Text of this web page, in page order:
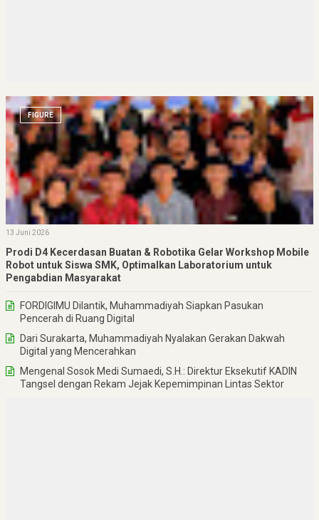
FIGURE
13 Juni 2026
Prodi D4 Kecerdasan Buatan & Robotika Gelar Workshop Mobile
Robot untuk Siswa SMK, Optimalkan Laboratorium untuk
Pengabdian Masyarakat
FORDIGIMU Dilantik, Muhammadiyah Siapkan Pasukan
Pencerah di Ruang Digital
Dari Surakarta, Muhammadiyah Nyalakan Gerakan Dakwah
Digital yang Mencerahkan
Mengenal Sosok Medi Sumaedi, S.H.: Direktur Eksekutif KADIN
Tangsel dengan Rekam Jejak Kepemimpinan Lintas Sektor